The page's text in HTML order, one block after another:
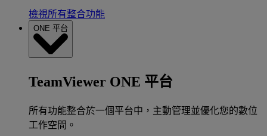
檢視所有整合功能
ONE 平台
TeamViewer ONE 平台
所有功能整合於一個平台中，主動管理並優化您的數位
工作空間。